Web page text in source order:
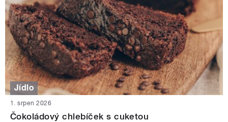
Jídlo
1. srpen 2026
Čokoládový chlebíček s cuketou